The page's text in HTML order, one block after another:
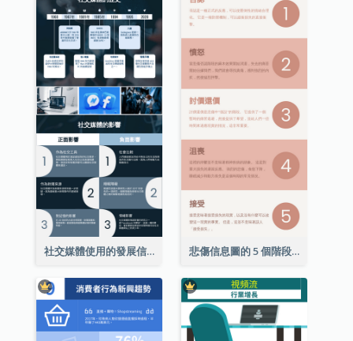
社交媒體使用的發展信息圖表 悲傷信息圖的 5 個階段（附解釋）